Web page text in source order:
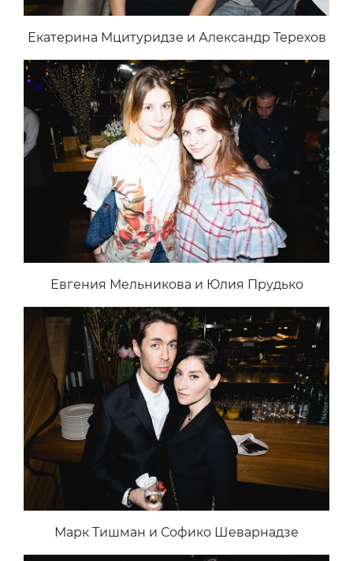
Екатерина Мцитуридзе и Александр Терехов
Евгения Мельникова и Юлия Прудько
Марк Тишман и Софико Шеварнадзе